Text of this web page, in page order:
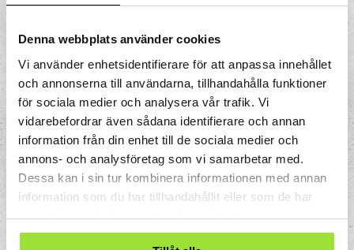
Denna webbplats använder cookies
Vi använder enhetsidentifierare för att anpassa innehållet
och annonserna till användarna, tillhandahålla funktioner
för sociala medier och analysera vår trafik. Vi
vidarebefordrar även sådana identifierare och annan
information från din enhet till de sociala medier och
annons- och analysföretag som vi samarbetar med.
Dessa kan i sin tur kombinera informationen med annan
information som du har tillhandahållit eller som de har
samlat in när du har använt deras tjänster.
på förskolan (inom Södertälje kommun)
Är du intresserad?
Kontakt för bokning och frågor
gällande fortbildning av personal,
skolprogram och studiebesök inom
miljömässig hållbarhet med fokus
återvinning:
anna.pettersson2@telge.se